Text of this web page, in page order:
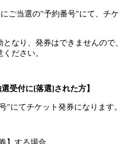
ご当選の"予約番号"にて、チケ
なり、発券はできませんので、
ださい。
受付に[落選]された方】
"にてチケット発券になります。
】する場合